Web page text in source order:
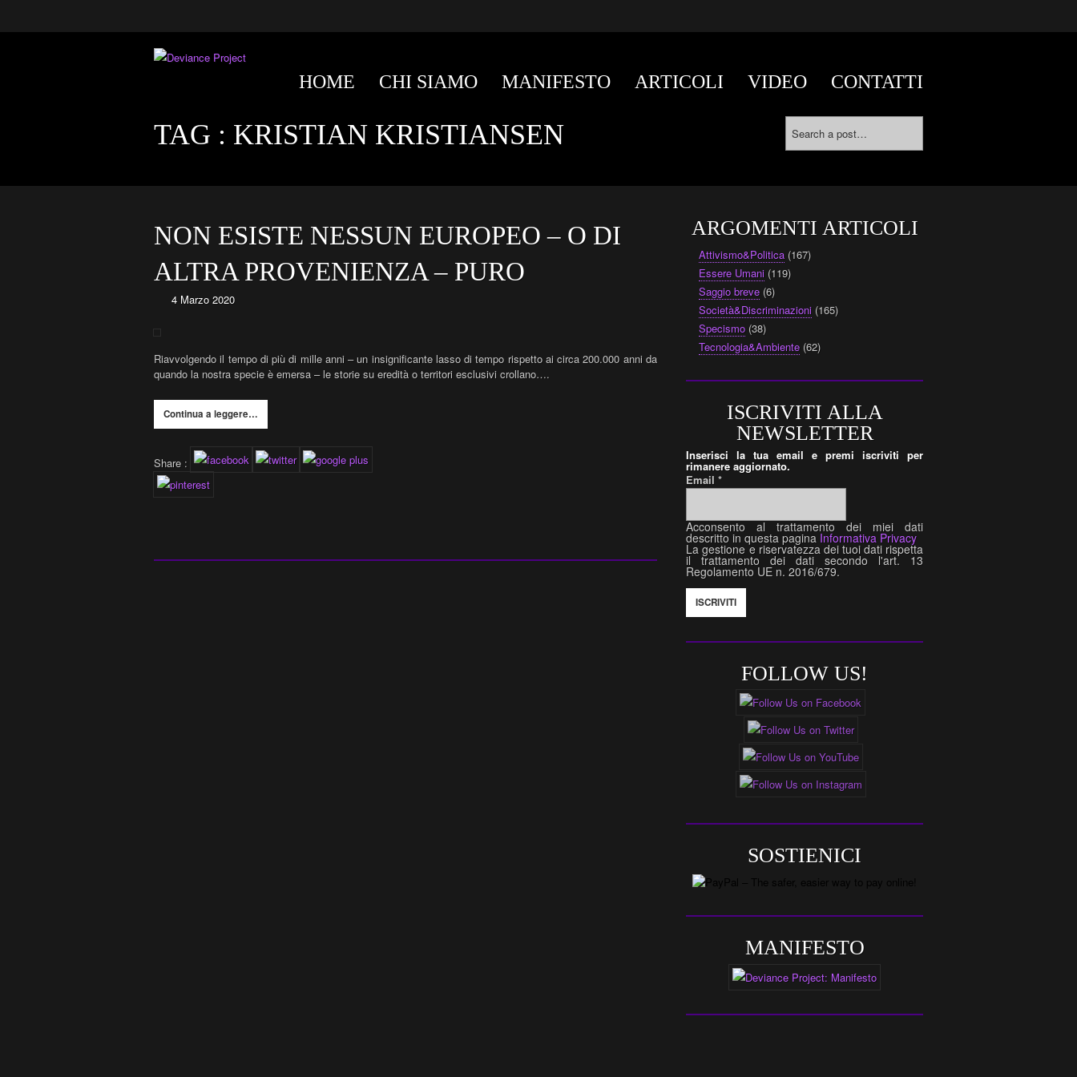
HOME CHI SIAMO MANIFESTO ARTICOLI VIDEO CONTATTI
TAG : KRISTIAN KRISTIANSEN
NON ESISTE NESSUN EUROPEO – O DI
ALTRA PROVENIENZA – PURO
4 Marzo 2020
Riavvolgendo il tempo di più di mille anni – un insignificante lasso di tempo rispetto ai circa 200.000 anni da
quando la nostra specie è emersa – le storie su eredità o territori esclusivi crollano….
Continua a leggere…
Share :
ARGOMENTI ARTICOLI
Attivismo&Politica (167)
Essere Umani (119)
Saggio breve (6)
Società&Discriminazioni (165)
Specismo (38)
Tecnologia&Ambiente (62)
ISCRIVITI ALLA
NEWSLETTER
Inserisci la tua email e premi iscriviti per
rimanere aggiornato.
Email*
Acconsento al trattamento dei miei dati
descritto in questa pagina Informativa Privacy
La gestione e riservatezza dei tuoi dati rispetta
il trattamento dei dati secondo l'art. 13
Regolamento UE n. 2016/679.
FOLLOW US!
SOSTIENICI
MANIFESTO